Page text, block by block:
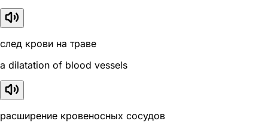
след крови на траве
a dilatation of blood vessels
расширение кровеносных сосудов